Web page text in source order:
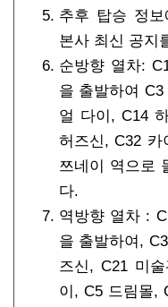
추후 탑승 정
본사 최신 공지
순방향 열차:
을 출발하여
얼 다이, C14
허즈신, C32
쯔네이 역으로
다.
역방향 열차 :
을 출발하여,
즈신, C21 미
이, C5 드림몰,